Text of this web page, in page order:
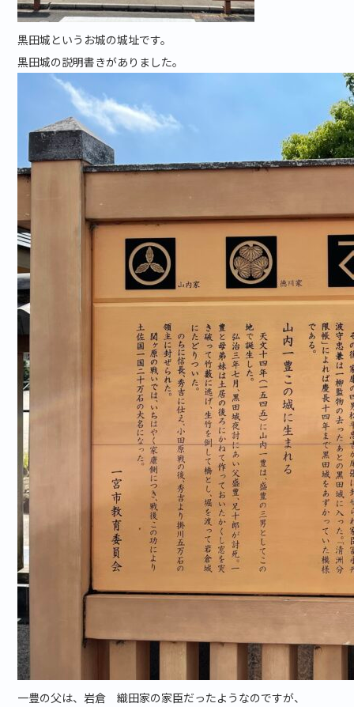
黒田城というお城の城址です。
黒田城の説明書きがありました。
一豊の父は、岩倉 織田家の家臣だったようなのですが、